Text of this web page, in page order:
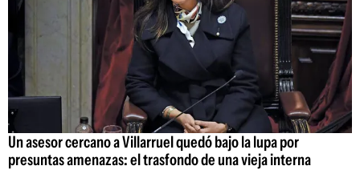
Un asesor cercano a Villarruel quedó bajo la lupa por
presuntas amenazas: el trasfondo de una vieja interna